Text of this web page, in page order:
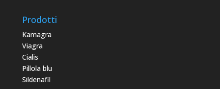
Prodotti
Kamagra
Viagra
Cialis
Pillola blu
Sildenafil